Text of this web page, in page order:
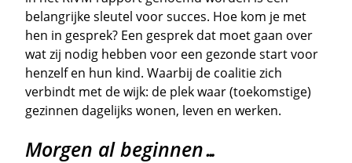
belangrijke sleutel voor succes. Hoe kom je met
hen in gesprek? Een gesprek dat moet gaan over
wat zij nodig hebben voor een gezonde start voor
henzelf en hun kind. Waarbij de coalitie zich
verbindt met de wijk: de plek waar (toekomstige)
gezinnen dagelijks wonen, leven en werken.
Morgen al beginnen…